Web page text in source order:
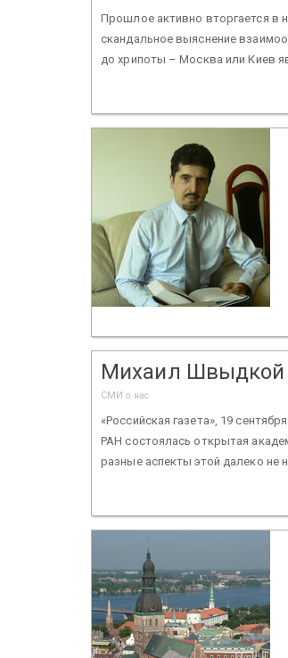
Прошлое активно вторгается в
скандальное выяснение
до хрипоты – Москва или Киев
Михаил Швыдкой
СМИ о нас
«Российская газета», 19
РАН состоялась открытая
разные аспекты этой далеко не